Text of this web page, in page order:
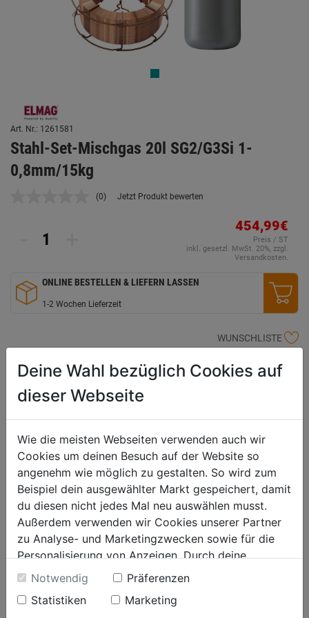
Art. Nr.: 1261581
Stahl-Set-Mischgas 20l SG2/G3Si 1-
0,8mm/15kg
Kein
(0) Jetzt Produkt bewerten
454,99€
Preis / ST
inkl. gesetzl. MwSt. 20%, zzgl.
Versandkosten.
ONLINE BESTELLEN & LIEFERN LASSEN
1-2 Wochen Lieferzeit
WUNSCHLISTE
Produktbeschreibung
bestehend aus: 1 Rolle Schweißdraht 0,8 mm/15 kg SG2/G3Si 1, 1x
Stahlflasche Mischgas 20 Liter gefüllt, UN 1956 verdichtetes Gas
n.a.g. (Argon + Kohlendioxid), Klasse 2; ADR Beförderung
Produktinformationen
Bewertung
Deine Wahl bezüglich Cookies auf
dieser Webseite
Wie die meisten Webseiten verwenden auch wir
Cookies um deinen Besuch auf der Website so
angenehm wie möglich zu gestalten. So wird zum
Beispiel dein ausgewählter Markt gespeichert, damit
du diesen nicht jedes Mal neu auswählen musst.
Außerdem verwenden wir Cookies unserer Partner
zu Analyse- und Marketingzwecken sowie für die
Personalisierung von Anzeigen. Durch deine
Einwilligung werden die Daten von Drittanbieter,
unter anderem auch in den USA, verarbeitet.
Durch Klick auf "Alle Cookies erlauben" stimmst du
Notwendig
Präferenzen
Statistiken
Marketing